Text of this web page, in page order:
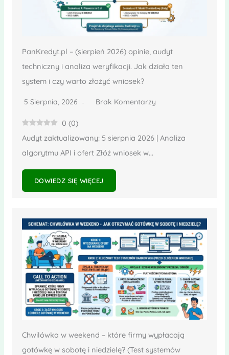
PanKredyt.pl – (sierpień 2026) opinie, audyt
techniczny i analiza weryfikacji. Jak działa ten
system i czy warto złożyć wniosek?
5 Sierpnia, 2026 Brak Komentarzy
0 (0)
Audyt zaktualizowany: 5 sierpnia 2026 | Analiza
algorytmu API i ofert Złóż wniosek w...
DOWIEDZ SIĘ WIĘCEJ
Chwilówka w weekend – które firmy wypłacają
gotówkę w sobotę i niedzielę? (Test systemów